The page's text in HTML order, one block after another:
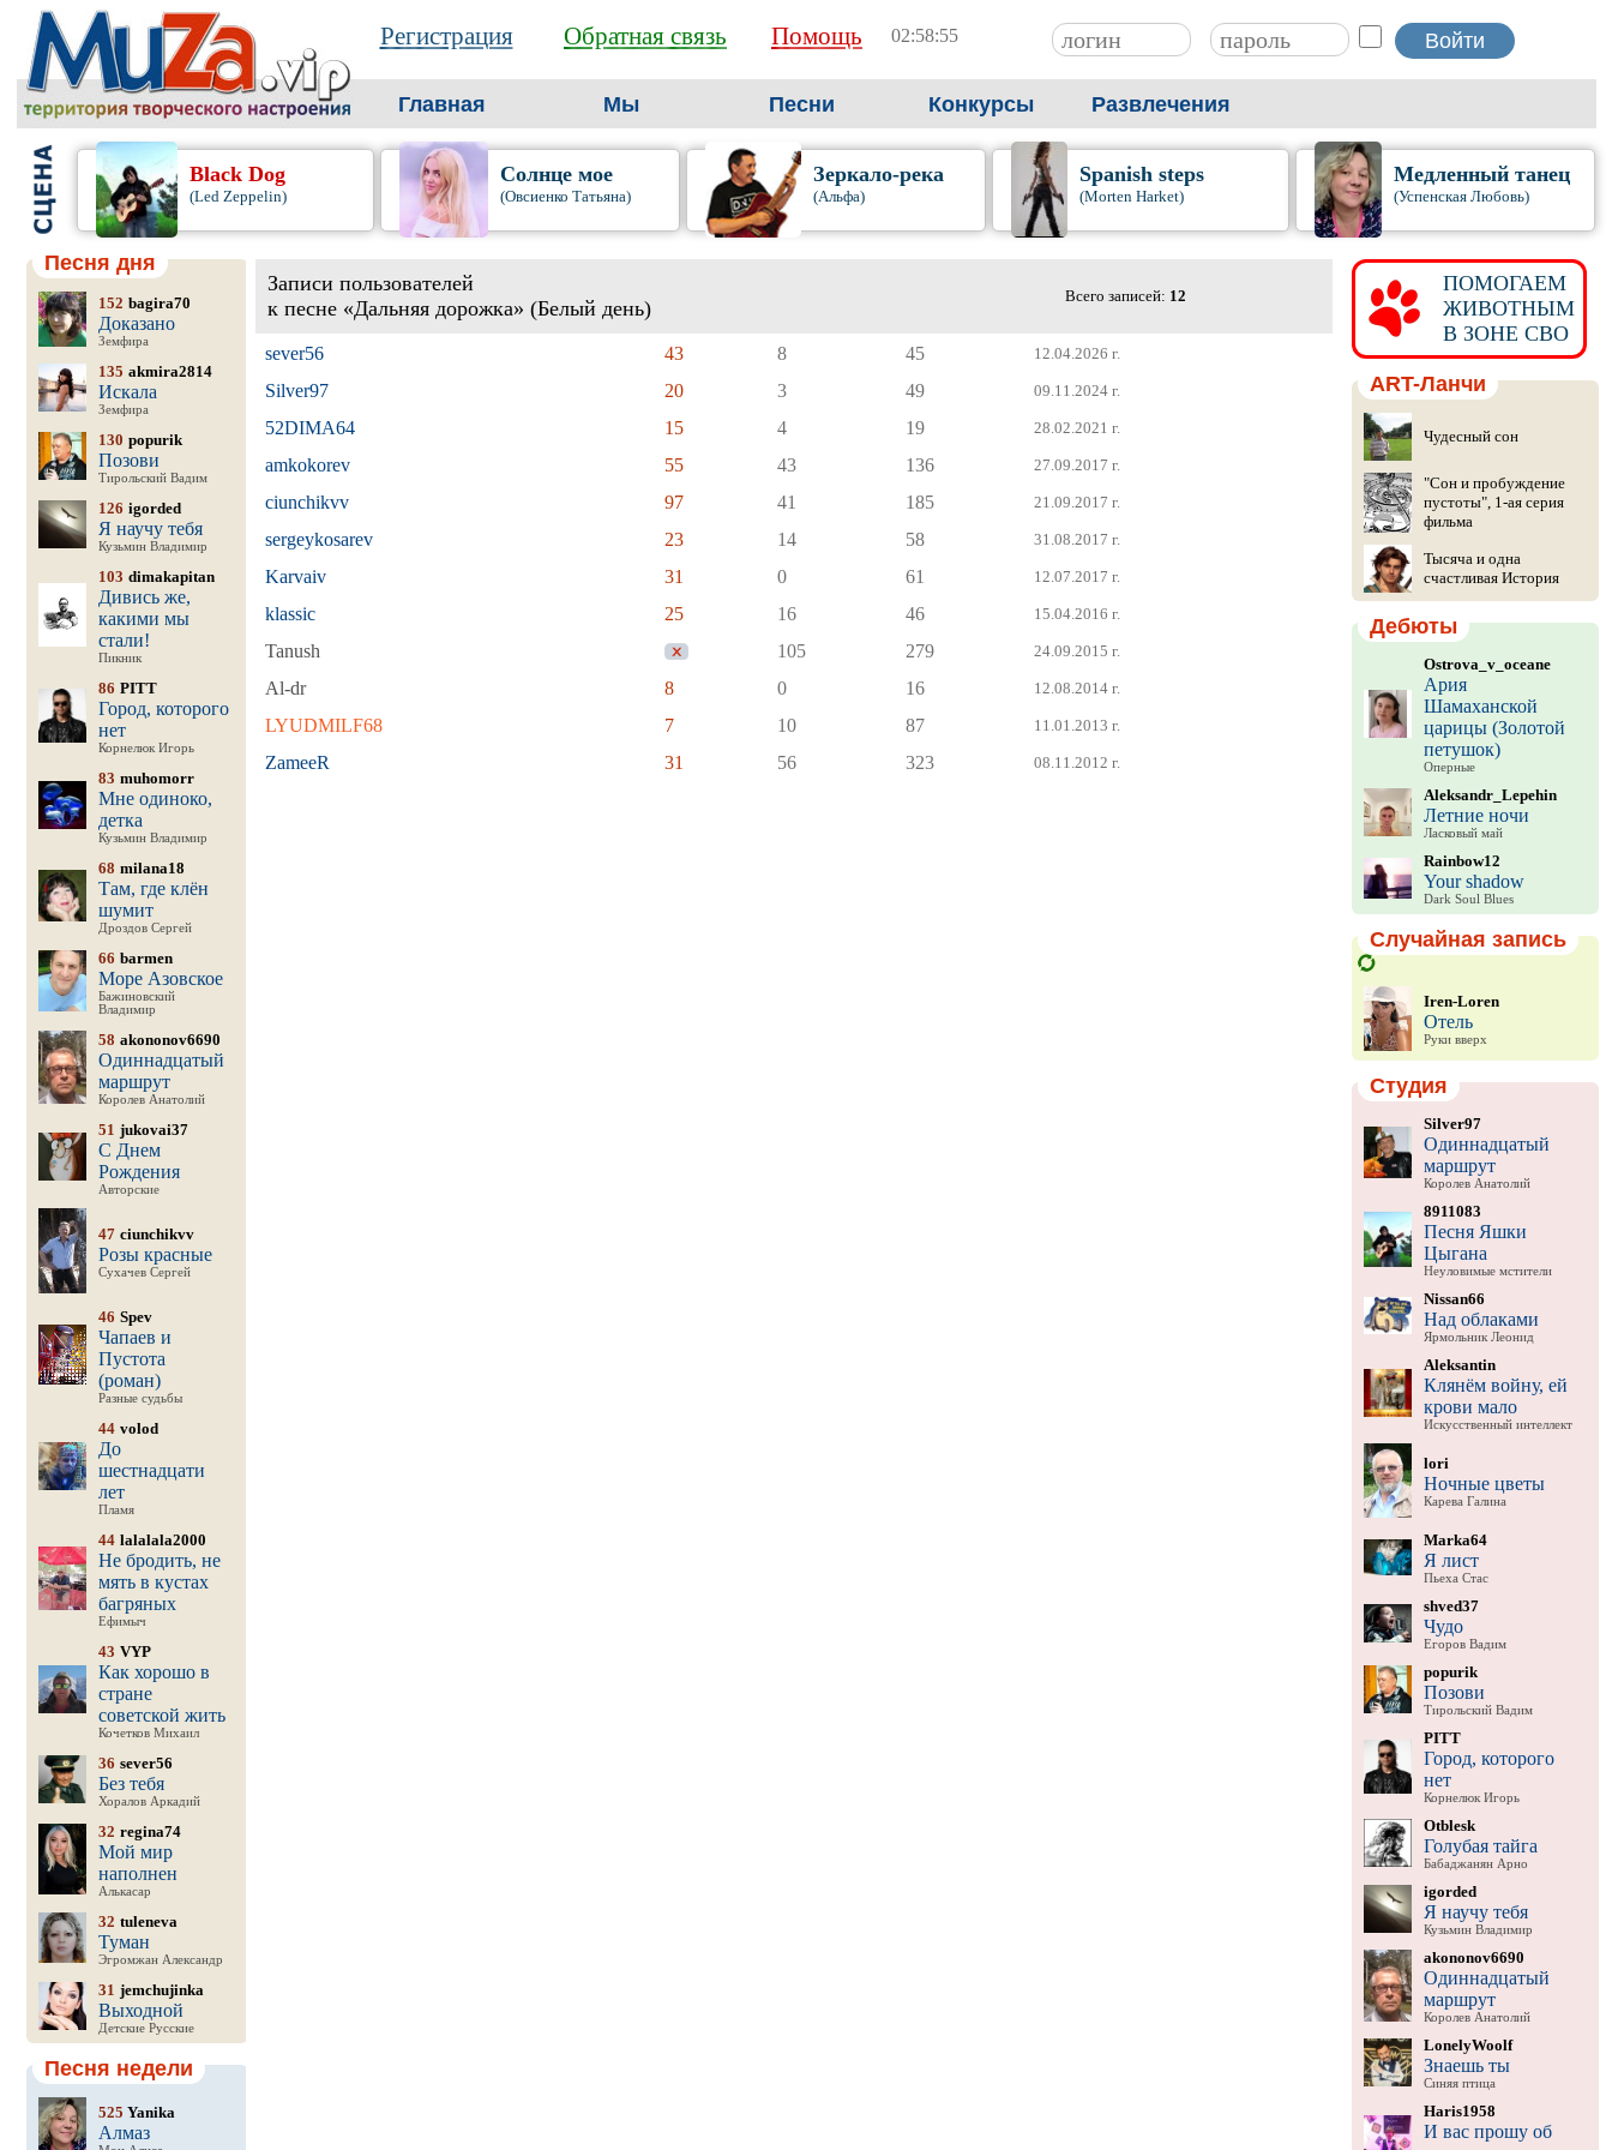
Регистрация Обратная связь Помощь 02:58:56
Главная Мы Песни Конкурсы Развлечения
Black Dog
(Led Zeppelin)
Солнце мое
(Овсиенко Татьяна)
Зеркало-река
(Альфа)
Spanish steps
(Morten Harket)
Медленный танец
(Успенская Любовь)
Песня дня
152 bagira70
Доказано
Земфира
135 akmira2814
Искала
Земфира
130 popurik
Позови
Тирольский Вадим
126 igorded
Я научу тебя
Кузьмин Владимир
103 dimakapitan
Дивись же,
какими мы
стали!
Пикник
86 PITT
Город, которого
нет
Корнелюк Игорь
83 muhomorr
Мне одиноко,
детка
Кузьмин Владимир
68 milana18
Там, где клён
шумит
Дроздов Сергей
66 barmen
Море Азовское
Бажиновский
Владимир
58 akononov6690
Одиннадцатый
маршрут
Королев Анатолий
51 jukovai37
С Днем
Рождения
Авторские
47 ciunchikvv
Розы красные
Сухачев Сергей
46 Spev
Чапаев и
Пустота
(роман)
Разные судьбы
44 volod
До
шестнадцати
лет
Пламя
44 lalalala2000
Не бродить, не
мять в кустах
багряных
Ефимыч
43 VYP
Как хорошо в
стране
советской жить
Кочетков Михаил
36 sever56
Без тебя
Хоралов Аркадий
32 regina74
Мой мир
наполнен
Алькасар
32 tuleneva
Туман
Эгромжан Александр
31 jemchujinka
Выходной
Детские Русские
Песня недели
525 Yanika
Алмаз
Записи пользователей
к песне «Дальняя дорожка» (Белый день)
Всего записей: 12
sever56 43 8 45 12.04.2026 г.
Silver97 20 3 49 09.11.2024 г.
52DIMA64 15 4 19 28.02.2021 г.
amkokorev 55 43 136 27.09.2017 г.
ciunchikvv 97 41 185 21.09.2017 г.
sergeykosarev 23 14 58 31.08.2017 г.
Karvaiv 31 0 61 12.07.2017 г.
klassic 25 16 46 15.04.2016 г.
Tanush 105 279 24.09.2015 г.
Al-dr 8 0 16 12.08.2014 г.
LYUDMILF68 7 10 87 11.01.2013 г.
ZameeR 31 56 323 08.11.2012 г.
ПОМОГАЕМ
ЖИВОТНЫМ
В ЗОНЕ СВО
ART-Ланчи
Чудесный сон
"Сон и пробуждение
пустоты", 1-ая серия
фильма
Тысяча и одна
счастливая История
Дебюты
Ostrova_v_oceane
Ария
Шамаханской
царицы (Золотой
петушок)
Оперные
Aleksandr_Lepehin
Летние ночи
Ласковый май
Rainbow12
Your shadow
Dark Soul Blues
Случайная запись
Iren-Loren
Отель
Руки вверх
Студия
Silver97
Одиннадцатый
маршрут
Королев Анатолий
8911083
Песня Яшки
Цыгана
Неуловимые мстители
Nissan66
Над облаками
Ярмольник Леонид
Aleksantin
Клянём войну, ей
крови мало
Искусственный интеллект
lori
Ночные цветы
Карева Галина
Marka64
Я лист
Пьеха Стас
shved37
Чудо
Егоров Вадим
popurik
Позови
Тирольский Вадим
PITT
Город, которого
нет
Корнелюк Игорь
Otblesk
Голубая тайга
Бабаджанян Арно
igorded
Я научу тебя
Кузьмин Владимир
akononov6690
Одиннадцатый
маршрут
Королев Анатолий
LonelyWoolf
Знаешь ты
Синяя птица
Haris1958
И вас прошу об